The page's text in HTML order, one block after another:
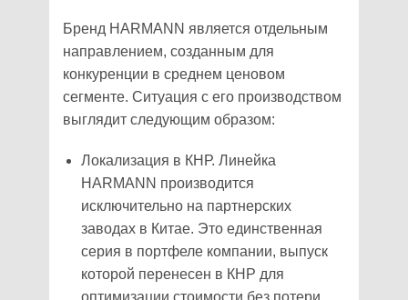
Бренд HARMANN является отдельным
направлением, созданным для
конкуренции в среднем ценовом
сегменте. Ситуация с его производством
выглядит следующим образом:
Локализация в КНР. Линейка
HARMANN производится
исключительно на партнерских
заводах в Китае. Это единственная
серия в портфеле компании, выпуск
которой перенесен в КНР для